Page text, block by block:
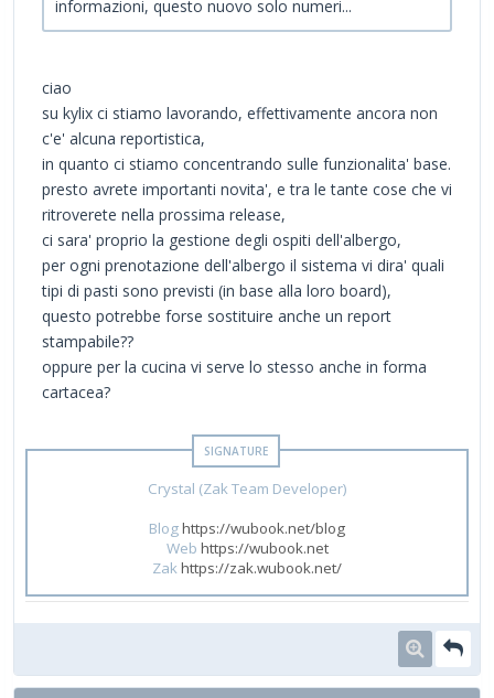
informazioni, questo nuovo solo numeri...
ciao
su kylix ci stiamo lavorando, effettivamente ancora non
c'e' alcuna reportistica,
in quanto ci stiamo concentrando sulle funzionalita' base.
presto avrete importanti novita', e tra le tante cose che vi
ritroverete nella prossima release,
ci sara' proprio la gestione degli ospiti dell'albergo,
per ogni prenotazione dell'albergo il sistema vi dira' quali
tipi di pasti sono previsti (in base alla loro board),
questo potrebbe forse sostituire anche un report
stampabile??
oppure per la cucina vi serve lo stesso anche in forma
cartacea?
Crystal (Zak Team Developer)
Bloghttps://wubook.net/blog
Web https://wubook.net
Zak https://zak.wubook.net/